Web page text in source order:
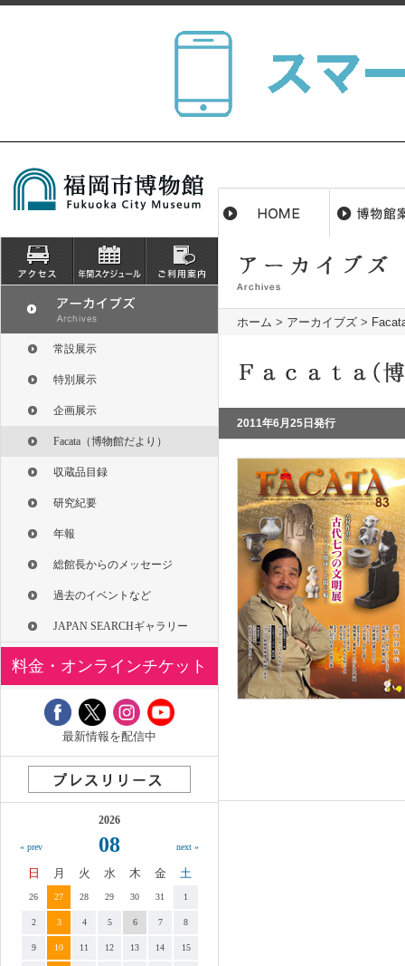
ホーム > アーカイブズ >
2011年6月25日発行
常設展示
特別展示
企画展示
Facata（博物館だより）
収蔵品目録
研究紀要
年報
総館長からのメッセージ
過去のイベントなど
JAPAN SEARCHギャラリー
料金・オンラインチケット
最新情報を配信中
« prev
2026
08 next »
日 月 火 水 木 金 土
26 27 28 29 30 31 1
2 3 4 5 6 7 8
9 10 11 12 13 14 15